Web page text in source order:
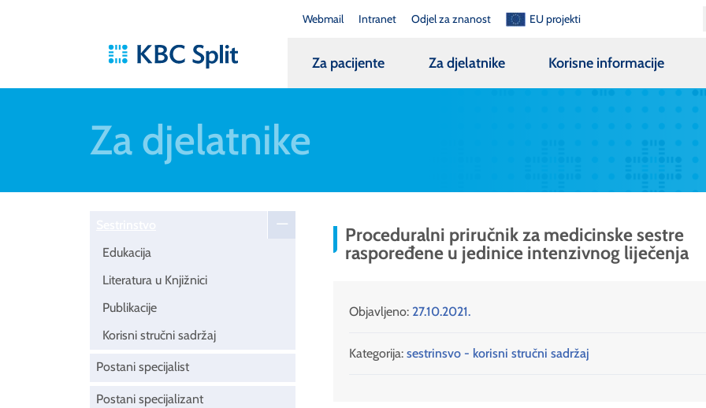
Webmail Intranet Odjel za znanost EU projekti
Za pacijente Za djelatnike Korisne informacije
Za djelatnike
Edukacija
Literatura u Knjižnici
Publikacije
Korisni stručni sadržaj
Postani specijalist
Postani specijalizant
Proceduralni priručnik za medicinske sestre
raspoređene u jedinice intenzivnog liječenja
Objavljeno: 27.10.2021.
Kategorija: sestrinsvo - korisni stručni sadržaj